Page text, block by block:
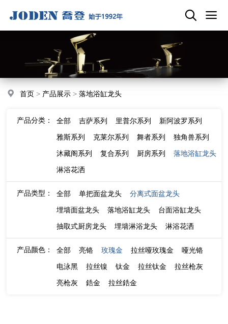
首页 > 产品展示 >落地浴缸龙头
产品分类： 全部 吉萨系列 里普尔系列
新阿波罗系列
雅斯系列
克莱尔系列 舞者系列
独角兽系列
沐藏阁系列
复合系列 厨房系列
落地浴缸龙头
淋浴花洒
产品类型： 全部 单把面盆龙头
分离式面盆龙头
埋墙面盆龙头
落地浴缸龙头
台面浴缸龙头
抽取式厨房龙头
埋墙淋浴龙头 淋浴花洒
产品颜色： 全部 亮铬 玫瑰金 拉丝哑玫瑰金
哑光铬
电泳黑
拉丝镍 钛金 拉丝钛金
拉丝枪灰
亮枪灰
鋯金 拉丝鋯金